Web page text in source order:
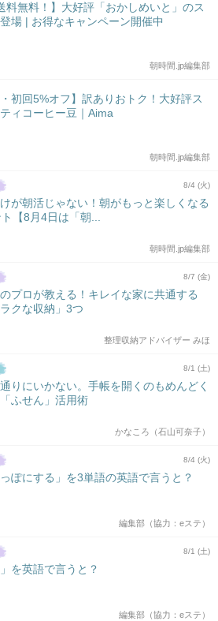
料無料！】大好評「おかしめいと」のス
場 | お得なキャンペーン開催中
朝時間.jp編集部
・初回5%オフ】訳ありおトク！大好評ス
ィコーヒー豆｜Aima
朝時間.jp編集部
8/4 (火)
が朝活じゃない！朝がもっと楽しくなる
【8月4日は「朝...
朝時間.jp編集部
8/7 (金)
プロが教える！キレイな家に共通する
ラクな収納」3つ
整理収納アドバイザー みほ
8/1 (土)
りにいかない。手帳を開くのもめんどく
ふせん」活用術
かなころ（石山可奈子）
8/4 (火)
っぽにする」を3単語の英語で言うと？
編集部（協力：eステ）
8/1 (土)
」を英語で言うと？
編集部（協力：eステ）